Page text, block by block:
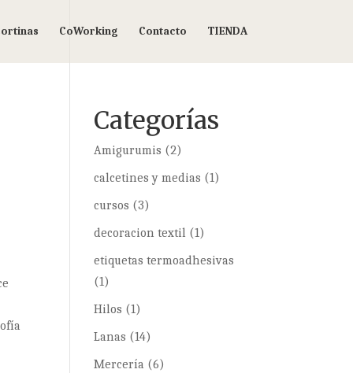
CoWorking Contacto TIENDA
Categorías
Amigurumis (2)
calcetines y medias (1)
cursos (3)
decoracion textil (1)
etiquetas termoadhesivas
(1)
Hilos (1)
Lanas (14)
Mercería (6)